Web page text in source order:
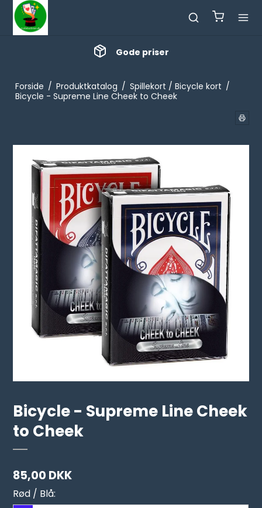
Gode priser
Forside / Produktkatalog / Spillekort / Bicycle kort /
Bicycle - Supreme Line Cheek to Cheek
Bicycle - Supreme Line Cheek
to Cheek
85,00 DKK
Rød / Blå: